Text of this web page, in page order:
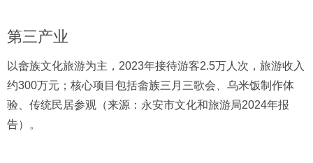
第三产业
以畲族文化旅游为主，2023年接待游客2.5万人次，旅游收入
约300万元；核心项目包括畲族三月三歌会、乌米饭制作体
验、传统民居参观（来源：永安市文化和旅游局2024年报
告）。